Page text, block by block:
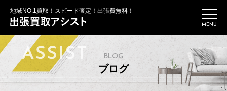
地域NO.1買取！スピード査定！出張費無料！
BLOG
ブログ